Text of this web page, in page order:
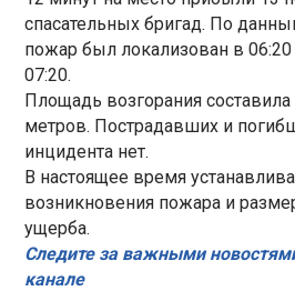
спасательных бригад. По
пожар был локализован в
07:20.
Площадь возгорания
метров. Пострадавших и
инцидента нет.
В настоящее время
возникновения пожара и
ущерба.
Следите за важными
канале